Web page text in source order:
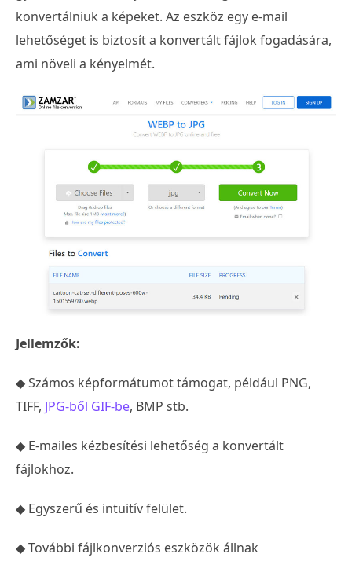
konvertálniuk a képeket. Az eszköz egy e-mail
lehetőséget is biztosít a konvertált fájlok fogadására,
ami növeli a kényelmét.
Jellemzők:
◆ Számos képformátumot támogat, például PNG,
TIFF, JPG-ből GIF-be, BMP stb.
◆ E-mailes kézbesítési lehetőség a konvertált
fájlokhoz.
◆ Egyszerű és intuitív felület.
◆ További fájlkonverziós eszközök állnak